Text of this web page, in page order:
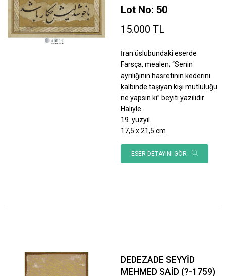
Lot No: 50
15.000 TL
İran üslubundaki eserde
Farsça, mealen; “Senin
ayrılığının hasretinin kederini
kalbinde taşıyan kişi mutluluğu
ne yapsın ki” beyiti yazılıdır.
Haliyle.
19. yüzyıl.
17,5 x 21,5 cm.
ESER DETAYINI GÖR
DEDEZADE SEYYİD
MEHMED SAİD (?-1759)